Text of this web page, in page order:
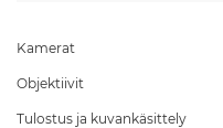
Kamerat
Objektiivit
Tulostus ja kuvankäsittely